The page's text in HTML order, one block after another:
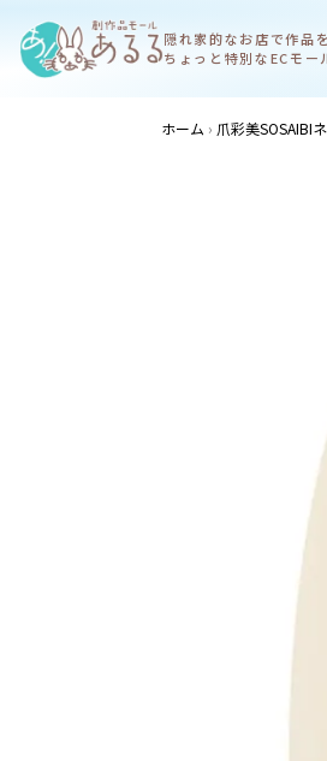
隠れ家的なお店で作品
ちょっと特別なECモー
ホーム 爪彩美SOSAIBI